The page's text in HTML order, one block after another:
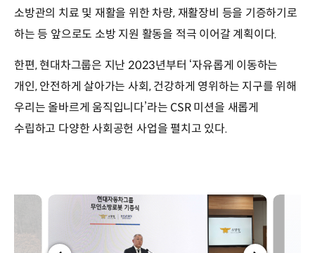
소방관의 치료 및 재활을 위한 차량, 재활장비 등을 기증하기로
하는 등 앞으로도 소방 지원 활동을 적극 이어갈 계획이다.
한편, 현대차그룹은 지난 2023년부터 ‘자유롭게 이동하는
개인, 안전하게 살아가는 사회, 건강하게 영위하는 지구를 위해
우리는 올바르게 움직입니다’라는 CSR 미션을 새롭게
수립하고 다양한 사회공헌 사업을 펼치고 있다.